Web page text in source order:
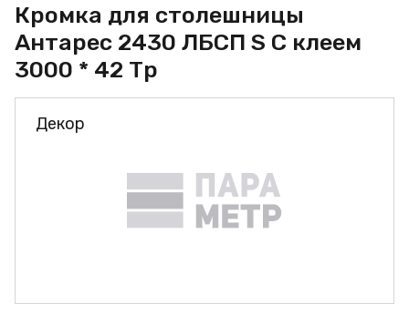
Кромка для столешницы
Антарес 2430 ЛБСП S С клеем
3000 * 42 Тр
Декор